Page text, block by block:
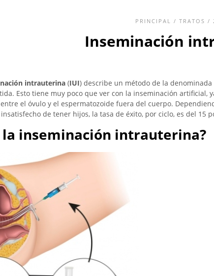
PRINCIPAL / TRATOS /
Inseminación
intrauterina (IUI) describe un método de la denominada
Esto tiene muy poco que ver con la inseminación artificial,
el óvulo y el espermatozoide fuera del cuerpo.
de tener hijos, la tasa de éxito, por ciclo, es del 15
la inseminación intrauterina?